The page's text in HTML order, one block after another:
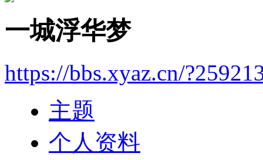
一城浮华梦
https://bbs.xyaz.cn/
主题
个人资料